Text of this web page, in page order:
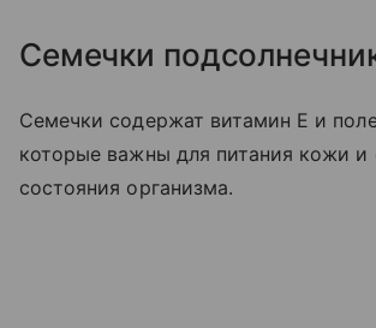
Семечки
Семечки содержат витамин E и
которые важны для питания кожи и
состояния организма.